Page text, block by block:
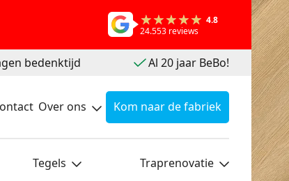
4.8
24.553 reviews
bedenktijd Al 20 jaar BeBo!
Over ons Kom naar de fabriek
Tegels Traprenovatie